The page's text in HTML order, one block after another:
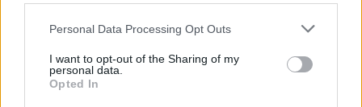
Personal Data Processing Opt Outs
I want to opt-out of the Sharing of my
personal data.
Opted In